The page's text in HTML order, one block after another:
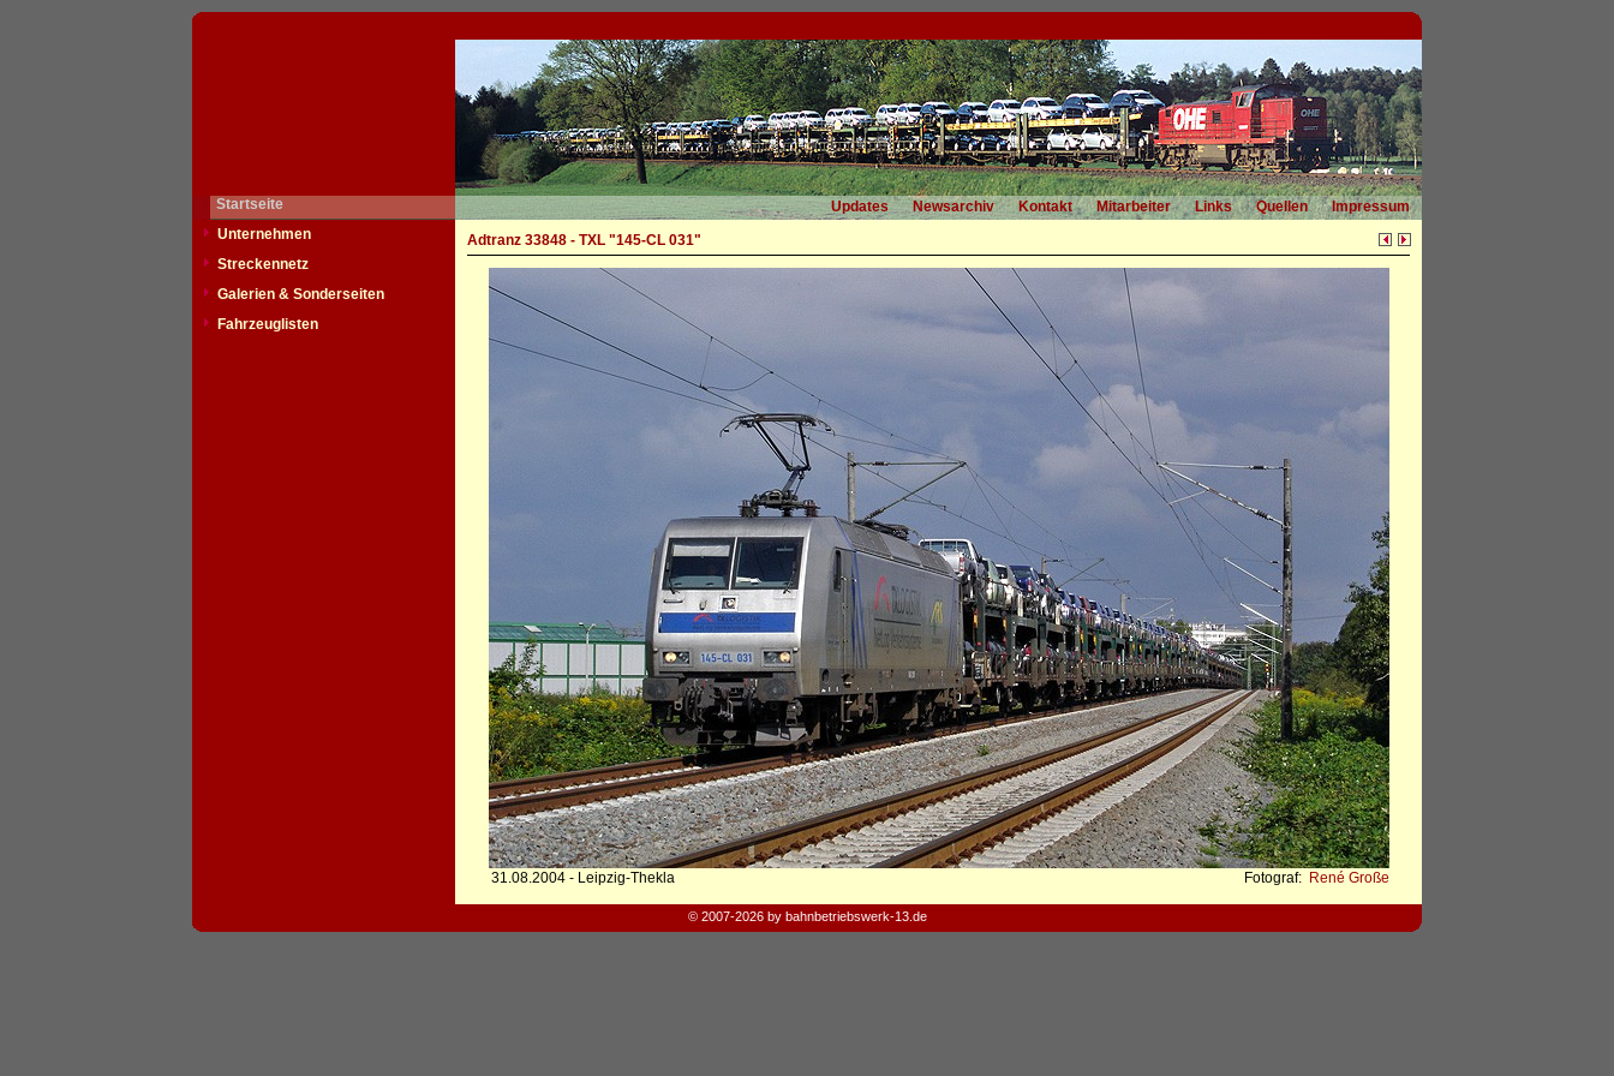
Startseite Updates Newsarchiv Kontakt Mitarbeiter Links Quellen
Impressum
Unternehmen
Streckennetz
Galerien & Sonderseiten
Fahrzeuglisten
Adtranz 33848 - TXL "145-CL 031"
31.08.2004 - Leipzig-Thekla Fotograf: René Große
© 2007-2026 by bahnbetriebswerk-13.de